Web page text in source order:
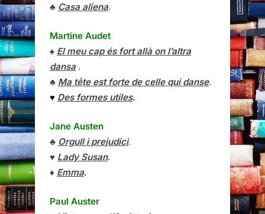
♣ Casa aliena.
Martine Audet
♠ El meu cap és fort allà on l’altra
dansa.
♣ Ma tête est forte de celle qui danse.
♥ Des formes utiles.
Jane Austen
♣ Orgull i prejudici.
♥ Lady Susan.
♦ Emma.
Paul Auster